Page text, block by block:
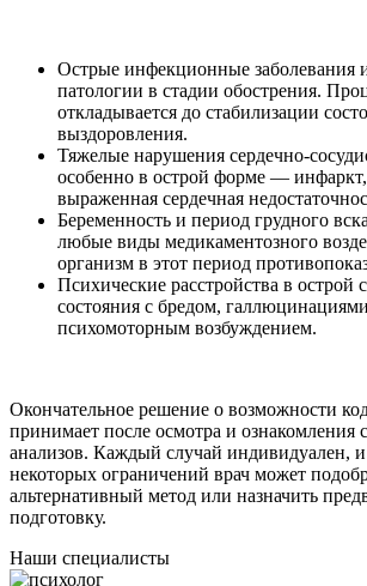
Острые инфекционные заболевания
патологии в стадии обострения.
откладывается до стабилизации
выздоровления.
Тяжелые нарушения сердечно-
особенно в острой форме — инфаркт,
выраженная сердечная
Беременность и период грудного
любые виды медикаментозного
организм в этот период
Психические расстройства в острой
состояния с бредом,
психомоторным возбуждением.
Окончательное решение о возможности
принимает после осмотра и ознакомления с
анализов. Каждый случай индивидуален,
некоторых ограничений врач может
альтернативный метод или назначить
подготовку.
Наши специалисты